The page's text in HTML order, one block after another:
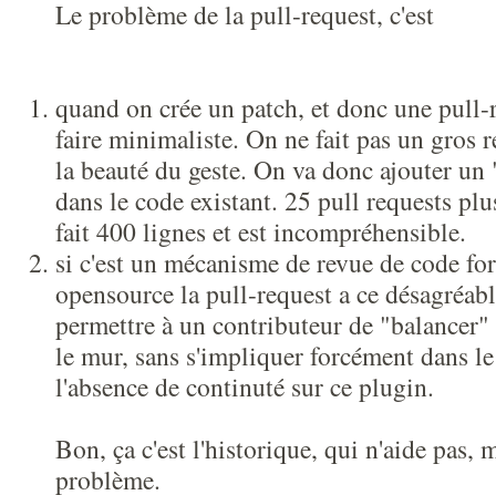
Le problème de la pull-request, c'est
quand on crée un patch, et donc une pull-
faire minimaliste. On ne fait pas un gros
la beauté du geste. On va donc ajouter
dans le code existant. 25 pull requests
fait 400 lignes et est incompréhensible.
si c'est un mécanisme de revue de code
opensource la pull-request a ce
permettre à un contributeur de "balancer"
le mur, sans s'impliquer forcément dans
l'absence de continuté sur ce plugin.
Bon, ça c'est l'historique, qui n'aide pas,
problème.